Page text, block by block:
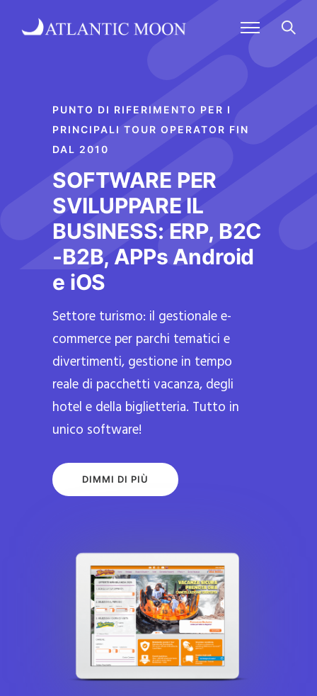
PUNTO DI RIFERIMENTO PER I
PRINCIPALI TOUR OPERATOR FIN
DAL 2010
SOFTWARE PER
SVILUPPARE IL
BUSINESS: ERP, B2C
-B2B, APPs Android
e iOS
Settore turismo: il gestionale e-
commerce per parchi tematici e
divertimenti, gestione in tempo
reale di pacchetti vacanza, degli
hotel e della biglietteria. Tutto in
unico software!
DIMMI DI PIÙ